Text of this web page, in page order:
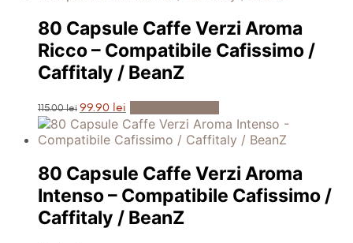
80 Capsule Caffe Verzi Aroma
Ricco – Compatibile Cafissimo /
Caffitaly / BeanZ
115.00lei Prețul
inițial
a
fost:
99.90 lei Prețul
curent
este:
99.90 lei.
80 Capsule Caffe Verzi Aroma
Intenso – Compatibile Cafissimo /
Caffitaly / BeanZ